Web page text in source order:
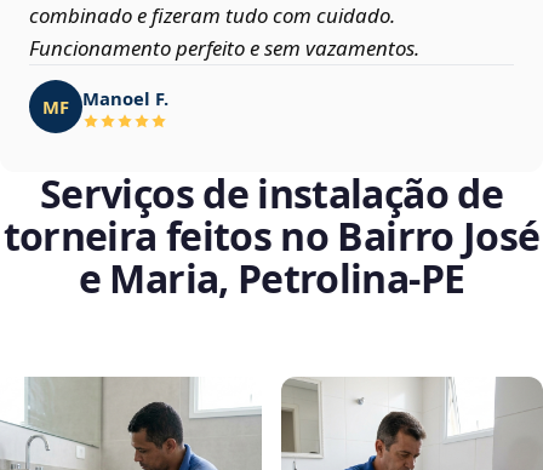
combinado e fizeram tudo com cuidado.
Funcionamento perfeito e sem vazamentos.
MF Manoel F.
Serviços de instalação de
torneira feitos no Bairro José
e Maria, Petrolina‑PE